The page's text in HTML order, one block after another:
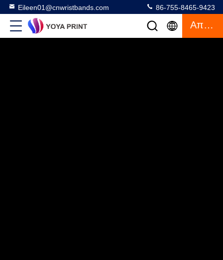
Eileen01@cnwristbands.com 86-755-8465-9423
Απόσπασμα